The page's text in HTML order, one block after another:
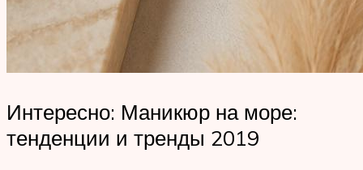
Интересно: Маникюр на море:
тенденции и тренды 2019